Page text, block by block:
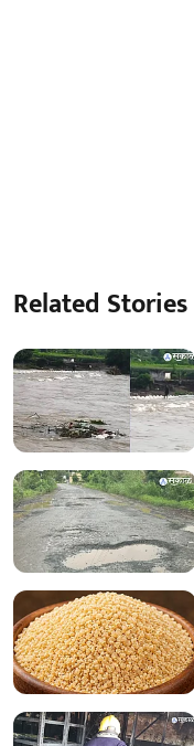
Related Stories